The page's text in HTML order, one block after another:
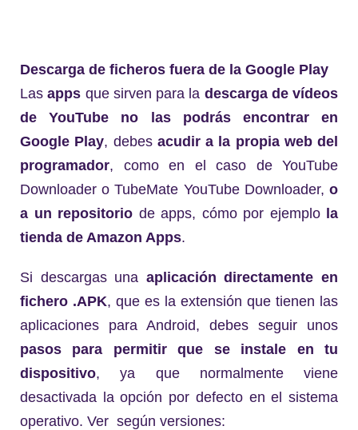
Descarga de ficheros fuera de la Google Play
Lasapps que sirven para la descarga de vídeos
de YouTube
no las podrás encontrar en
Google Play, debes acudir a la propia web del
programador, como en el caso de YouTube
Downloader o TubeMate YouTube Downloader, o
a un repositorio de apps, cómo por ejemplo la
tienda de Amazon Apps.
Si descargas una aplicación directamente en
fichero .APK, que es la extensión que tienen las
aplicaciones para Android, debes seguir unos
pasos para permitir que se instale en tu
dispositivo, ya que normalmente viene
desactivada la opción por defecto en el sistema
operativo. Ver según versiones: